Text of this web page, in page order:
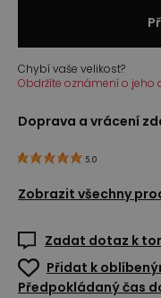
Chybí vaše velikost?
Obdržíte oznámení o jeho
Doprava a vrácení
5.0
Zobrazit všechny
Zadat dotaz k
Přidat k
Předpokládaný čas